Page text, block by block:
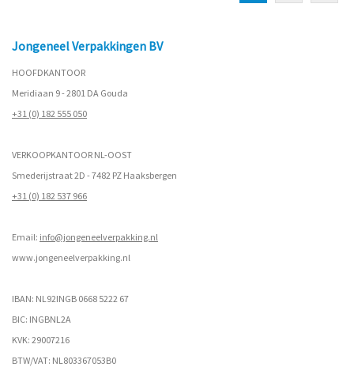
Jongeneel Verpakkingen BV
HOOFDKANTOOR
Meridiaan 9 - 2801 DA Gouda
+31 (0) 182 555 050
VERKOOPKANTOOR NL-OOST
Smederijstraat 2D - 7482 PZ Haaksbergen
+31 (0) 182 537 966
Email: info@jongeneelverpakking.nl
www.jongeneelverpakking.nl
IBAN: NL92INGB 0668 5222 67
BIC: INGBNL2A
KVK: 29007216
BTW/VAT: NL803367053B0